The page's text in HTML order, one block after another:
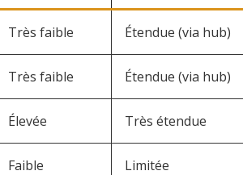
Très faible Étendue (via hub)
Très faible Étendue (via hub)
Élevée Très étendue
Faible Limitée